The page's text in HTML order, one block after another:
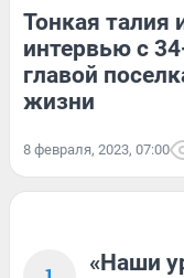
Тонкая талия
интервью с
главой
жизни
8 февраля, 2023, 07:00
«Наши